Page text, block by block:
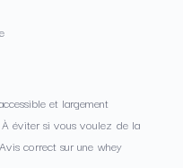
et largement
éviter si vous voulez de la
correct sur une whey